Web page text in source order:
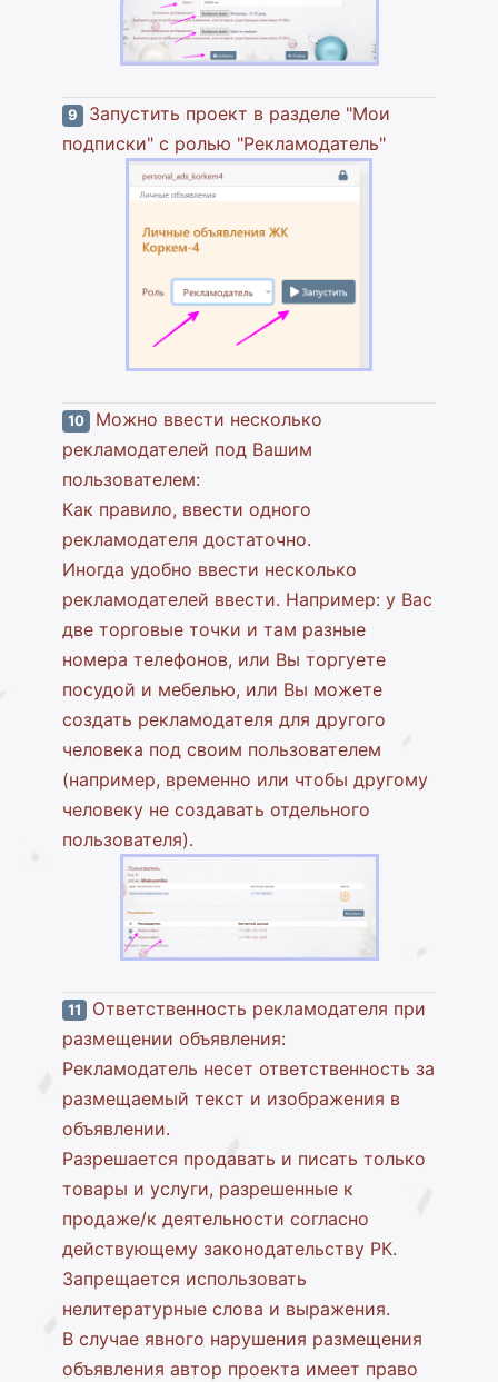
9
Запустить проект в разделе "Мои
подписки" с ролью "Рекламодатель"
10
Можно ввести несколько
рекламодателей под Вашим
пользователем:
Как правило, ввести одного
рекламодателя достаточно.
Иногда удобно ввести несколько
рекламодателей ввести. Например: у Вас
две торговые точки и там разные
номера телефонов, или Вы торгуете
посудой и мебелью, или Вы можете
создать рекламодателя для другого
человека под своим пользователем
(например, временно или чтобы другому
человеку не создавать отдельного
пользователя).
11
Ответственность рекламодателя при
размещении объявления:
Рекламодатель несет ответственность за
размещаемый текст и изображения в
объявлении.
Разрешается продавать и писать только
товары и услуги, разрешенные к
продаже/к деятельности согласно
действующему законодательству РК.
Запрещается использовать
нелитературные слова и выражения.
В случае явного нарушения размещения
объявления автор проекта имеет право